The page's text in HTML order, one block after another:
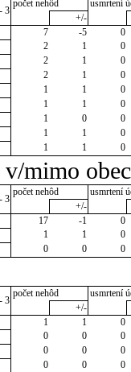
3
počet nehôd
usmrtení
+/-
7 -5
0
2 1
0
2 1
0
2 1
0
1 1
0
1 1
0
1 0
0
1 1
0
1 1 0
mimo obec
3
počet nehôd
usmrtení
+/-
17 -1
0
1 1
0
0 0 0
3
počet nehôd
usmrtení
+/-
1 1
0
0 0
0
0 0
0
0 0
0